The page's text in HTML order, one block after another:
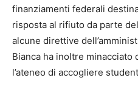
finanziamenti federali
risposta al rifiuto da parte
alcune direttive
Bianca ha inoltre
l’ateneo di accogliere